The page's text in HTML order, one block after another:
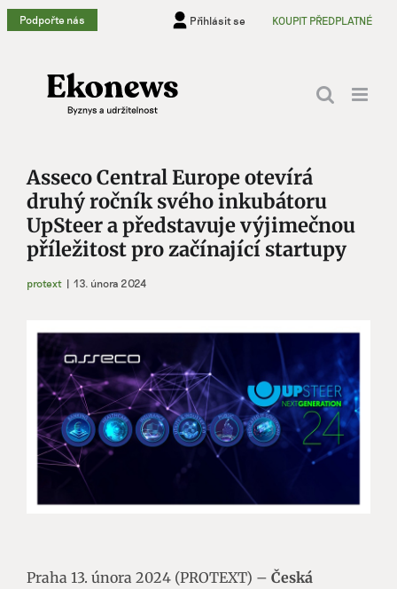
Přeskočit
na
Podpořte nás Přihlásit se KOUPIT PŘEDPLATNÉ
Asseco Central Europe otevírá
druhý ročník svého inkubátoru
UpSteer a představuje výjimečnou
příležitost pro začínající startupy
protext | 13. února 2024
Praha 13. února 2024 (PROTEXT) – Česká